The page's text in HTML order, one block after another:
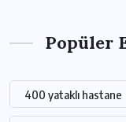
Popüler
400 yataklı hastane